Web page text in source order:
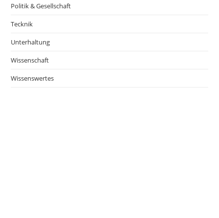
Politik & Gesellschaft
Tecknik
Unterhaltung
Wissenschaft
Wissenswertes